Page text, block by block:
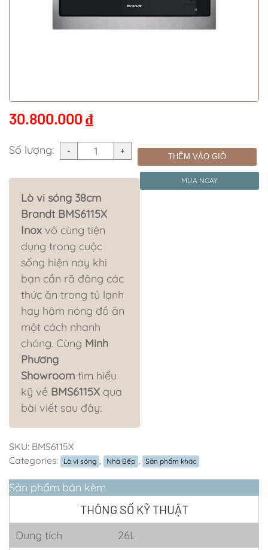
30.800.000 ₫
Số lượng: THÊM VÀO GIỎ
MUA NGAY
Lò vi sóng 38cm
Brandt BMS6115X
Inox vô cùng tiện
dụng trong cuộc
sống hiện nay khi
bạn cần rã đông các
thức ăn trong tủ lạnh
hay hâm nóng đồ ăn
một cách nhanh
chóng. Cùng Minh
Phương
Showroom tìm hiểu
kỹ về BMS6115X qua
bài viết sau đây:
SKU: BMS6115X
Categories:
Lò vi sóng , Nhà Bếp , Sản phẩm khác
Sản phẩm bán kèm
THÔNG SỐ KỸ THUẬT
Dung tích
26L